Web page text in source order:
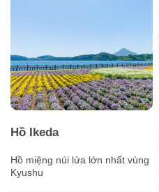
Hồ Ikeda
Hồ miệng núi lửa lớn nhất vùng
Kyushu